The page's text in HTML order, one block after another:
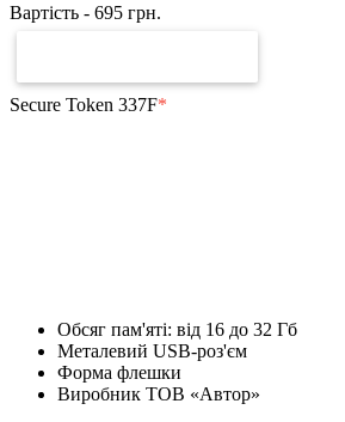
Вартість - 695 грн.
Secure Token 337F*
Обсяг пам'яті: від 16 до 32 Гб
Металевий USB-роз'єм
Форма флешки
Виробник ТОВ «Автор»